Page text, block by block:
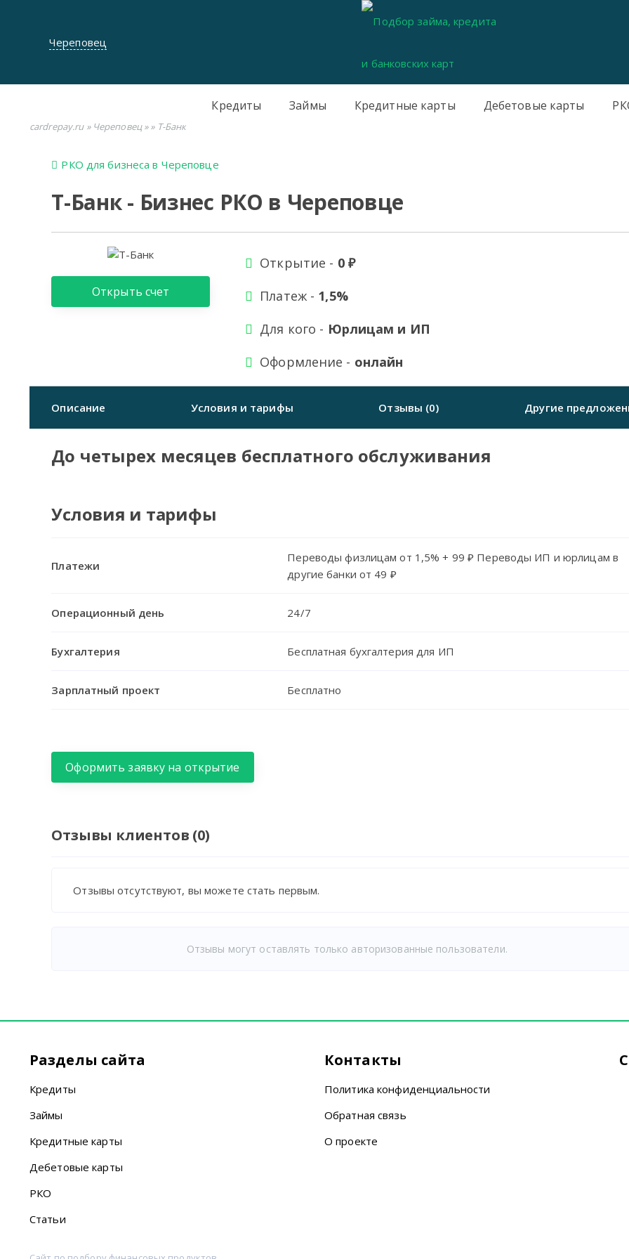
Череповец
Кредиты Займы Кредитные карты Дебетовые карты
cardrepay.ru» Череповец»» Т-Банк
РКО для бизнеса в Череповце
Т-Банк - Бизнес РКО в Череповце
Открыть счет
Открытие - 0 ₽
Платеж - 1,5%
Для кого - Юрлицам и ИП
Оформление - онлайн
Описание Условия и тарифы Отзывы (0) Другие
До четырех месяцев бесплатного обслуживания
Условия и тарифы
Платежи
Переводы физлицам от 1,5% + 99 ₽ Переводы ИП и юрлицам в
другие банки от 49 ₽
Операционный день 24/7
Бухгалтерия Бесплатная бухгалтерия для ИП
Зарплатный проект Бесплатно
Оформить заявку на открытие
Отзывы клиентов (0)
Отзывы отсутствуют, вы можете стать первым.
Отзывы могут оставлять только авторизованные пользователи.
Разделы сайта
Кредиты
Займы
Кредитные карты
Дебетовые карты
РКО
Статьи
Контакты
Политика конфиденциальности
Обратная связь
О проекте